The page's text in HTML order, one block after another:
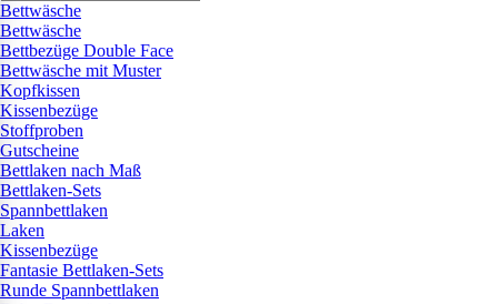
Bettwäsche
Bettwäsche
Bettbezüge Double Face
Bettwäsche mit Muster
Kopfkissen
Kissenbezüge
Stoffproben
Gutscheine
Bettlaken nach Maß
Bettlaken-Sets
Spannbettlaken
Laken
Kissenbezüge
Fantasie Bettlaken-Sets
Runde Spannbettlaken